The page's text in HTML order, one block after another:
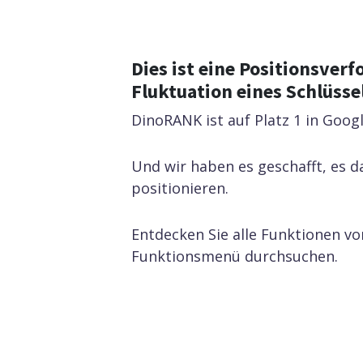
Off Page SEO
Alle Funktionen
Sie
SEO
Dies ist eine
Fluktuation eines
DinoRANK ist auf Platz 1 in
Und wir haben es geschafft, es
positionieren.
Entdecken Sie alle Funktionen
Funktionsmenü durchsuchen.